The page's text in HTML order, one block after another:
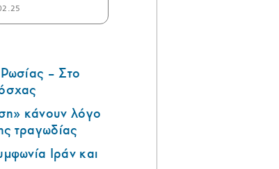
– Στο
κάνουν λόγο
τραγωδίας
Ιράν και